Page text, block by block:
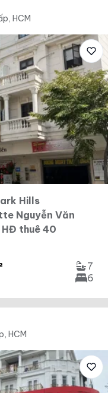
HCM
Hills
Nguyễn Văn
thuê 40
7
6
HCM